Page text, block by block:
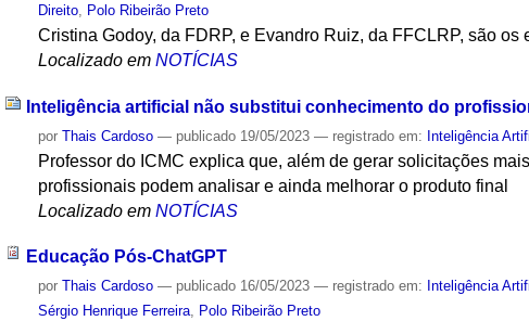
Direito
Polo Ribeirão Preto
Cristina Godoy, da FDRP, e Evandro Ruiz, da FFCLRP, são
Localizado em NOTÍCIAS
Inteligência artificial não substitui conhecimento do
porThais Cardoso — publicado 19/05/2023— registrado em: Inteligência
Professor do ICMC explica que, além de gerar solicitações
profissionais podem analisar e ainda melhorar o produto final
Localizado em NOTÍCIAS
Educação Pós-ChatGPT
porThais Cardoso — publicado 16/05/2023— registrado em: Inteligência
Sérgio Henrique Ferreira, Polo Ribeirão Preto